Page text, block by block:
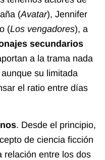
(Avatar), Jennifer
(Los vengadores), a
secundarios
a la trama nada
su limitada
el ratio entre días
. Desde el principio,
de ciencia ficción
relación entre los dos